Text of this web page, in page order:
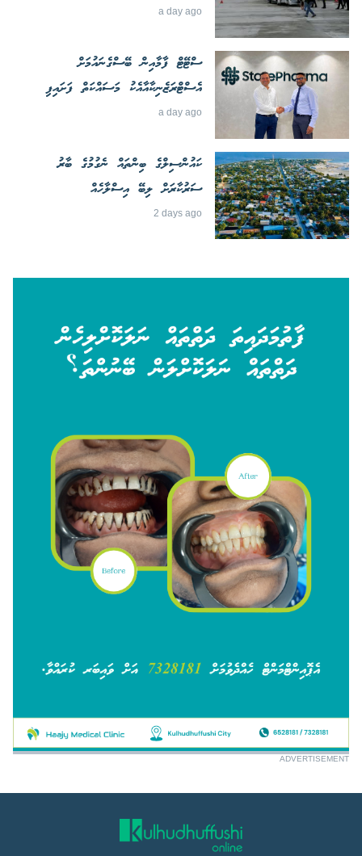
a day ago
ސްޓޭޓް ފާމާއިން ބޭސްގެނައުމަށް
އެސްޓްރަޒެނިކާއާއެކު މަސައްކަތް ފަށައިފި
a day ago
ކައުންސިލްގެ ބިންތައް ނެގުމުގެ ބާރު
ސަރުކާރަށް ލިބޭ އިސްލާހެއް
2 days ago
ADVERTISEMENT